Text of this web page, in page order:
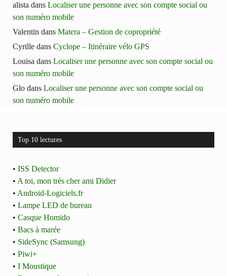
alista dans Localiser une personne avec son compte social ou
son numéro mobile
Valentin dans Matera – Gestion de copropriété
Cyrille dans Cyclope – Itinéraire vélo GPS
Louisa dans Localiser une personne avec son compte social ou
son numéro mobile
Glo dans Localiser une personne avec son compte social ou
son numéro mobile
Top 10 lectures
• ISS Detector
• A toi, mon très cher ami Didier
• Android-Logiciels.fr
• Lampe LED de bureau
• Casque Homido
• Bacs à marée
• SideSync (Samsung)
• Piwi+
• I Moustique